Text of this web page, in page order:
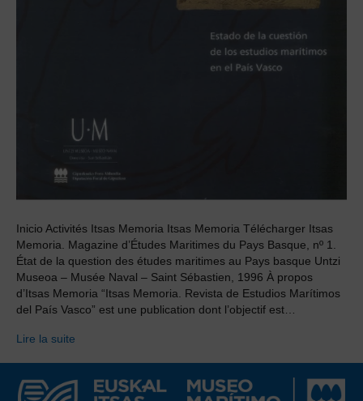
Inicio Activités Itsas Memoria Itsas Memoria Télécharger Itsas
Memoria. Magazine d’Études Maritimes du Pays Basque, nº 1.
État de la question des études maritimes au Pays basque Untzi
Museoa – Musée Naval – Saint Sébastien, 1996 À propos
d’Itsas Memoria “Itsas Memoria. Revista de Estudios Marítimos
del País Vasco” est une publication dont l’objectif est…
Lire la suite